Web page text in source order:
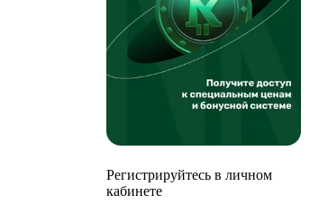
Регистрируйтесь в личном
кабинете